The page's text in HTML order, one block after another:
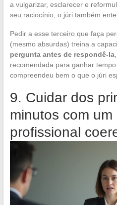
a vulgarizar, esclarecer e
seu raciocínio, o júri também
Pedir a esse terceiro que faça
(mesmo absurdas) treina a
pergunta antes de respondê-la
recomendada para ganhar
compreendeu bem o que o júri
9. Cuidar dos
minutos com um
profissional